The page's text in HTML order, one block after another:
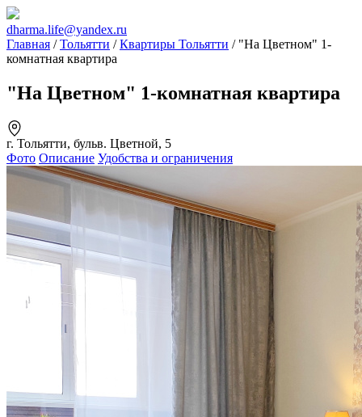
dharma.life@yandex.ru
Главная /Тольятти /Квартиры Тольятти / "На Цветном" 1-
комнатная квартира
"На Цветном" 1-комнатная квартира
г. Тольятти, бульв. Цветной, 5
Фото Описание Удобства и ограничения